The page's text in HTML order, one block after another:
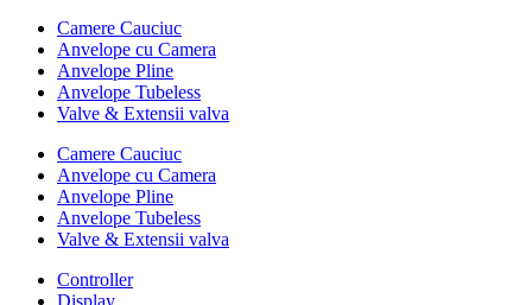
Camere Cauciuc
Anvelope cu Camera
Anvelope Pline
Anvelope Tubeless
Valve & Extensii valva
Camere Cauciuc
Anvelope cu Camera
Anvelope Pline
Anvelope Tubeless
Valve & Extensii valva
Controller